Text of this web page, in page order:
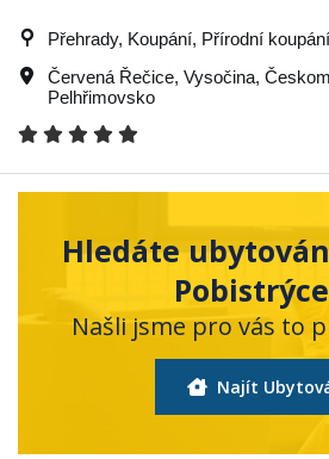
Přehrady, Koupání, Přírodní koupání
Červená Řečice, Vysočina,
Pelhřimovsko
Hledáte
Našli jsme pro vás to
Najít